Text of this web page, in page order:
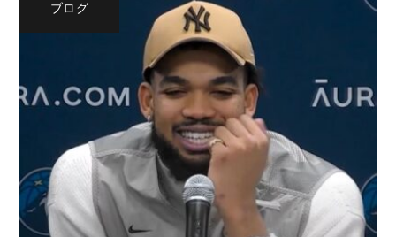
ブログ